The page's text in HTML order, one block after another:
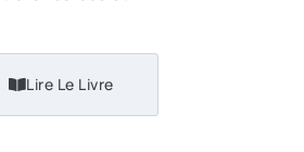
Lire Le Livre